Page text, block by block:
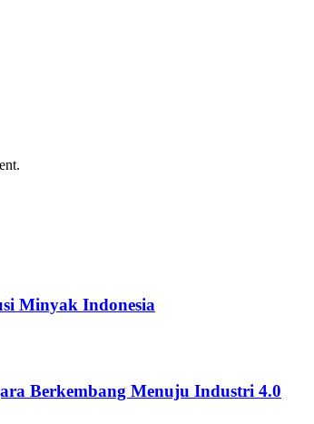
Minyak Indonesia
Berkembang Menuju Industri 4.0